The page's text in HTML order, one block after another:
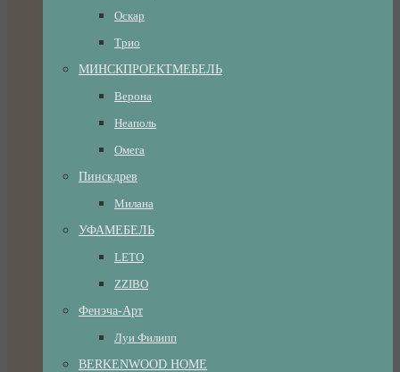
Оскар
Трио
МИНСКПРОЕКТМЕБЕЛЬ
Верона
Неаполь
Омега
Пинскдрев
Милана
УФАМЕБЕЛЬ
LETO
ZZIBO
Фенэча-Арт
Луи Филипп
BERKENWOOD HOME